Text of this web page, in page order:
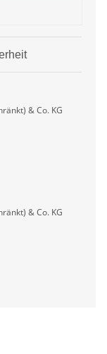
& Co. KG
& Co. KG